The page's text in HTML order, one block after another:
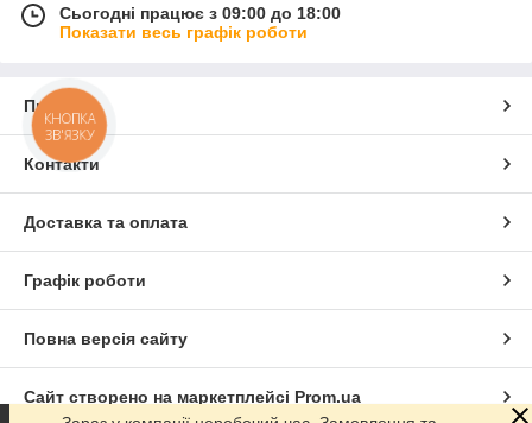
Сьогодні працює з 09:00 до 18:00
Показати весь графік роботи
Про нас
Контакти
Доставка та оплата
Графік роботи
Повна версія сайту
Сайт створено на маркетплейсі Prom.ua
КНОПКА
ЗВ'ЯЗКУ